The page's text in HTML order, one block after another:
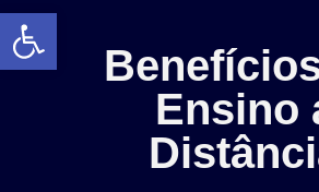
Abrir a barra de
Ensino